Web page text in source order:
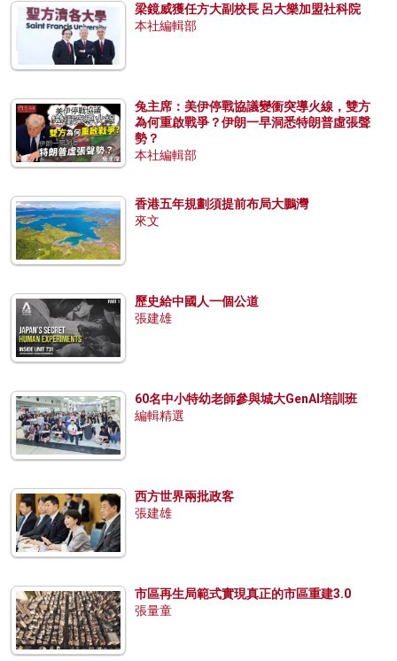
梁鏡威獲任方大副校長 呂大樂加盟社科院
本社編輯部
兔主席：美伊停戰協議變衝突導火線，雙方
為何重啟戰爭？伊朗一早洞悉特朗普虛張聲
勢？
本社編輯部
香港五年規劃須提前布局大鵬灣
來文
歷史給中國人一個公道
張建雄
60名中小特幼老師參與城大GenAI培訓班
編輯精選
西方世界兩批政客
張建雄
市區再生局範式實現真正的市區重建3.0
張量童